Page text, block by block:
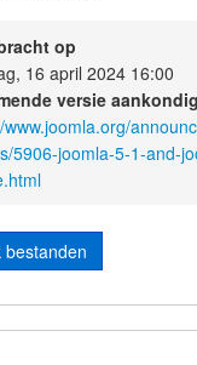
op
16 april 2024 16:00
versie
www.joomla.org/
5906-joomla-5-1-and-
bestanden